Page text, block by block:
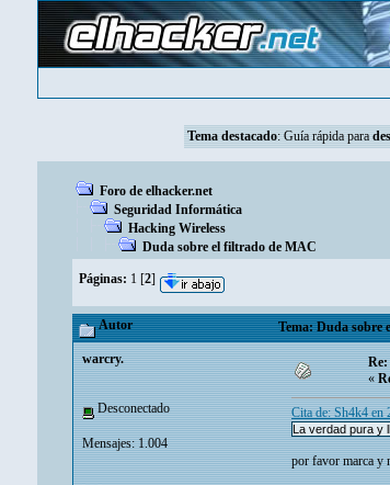
Tema destacado: Guía rápida para
Foro de elhacker.net
Seguridad Informática
Hacking Wireless
Duda sobre el filtrado de MAC
Páginas: 1 [2]
Autor Tema: Duda sobre
warcry.
Desconectado
Mensajes: 1.004
«
Cita de: Sh4k4 en
La verdad pura y
por favor marca y